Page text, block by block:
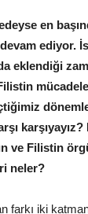
en
ediyor.
eklendiği
ve Filistin
neler?
farkı iki